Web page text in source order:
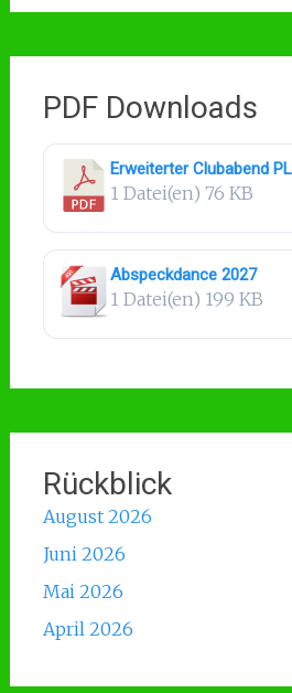
PDF Downloads
Erweiterter Clubabend
1 Datei(en)76 KB
Abspeckdance 2027
1 Datei(en) 199 KB
Rückblick
August 2026
Juni 2026
Mai 2026
April 2026